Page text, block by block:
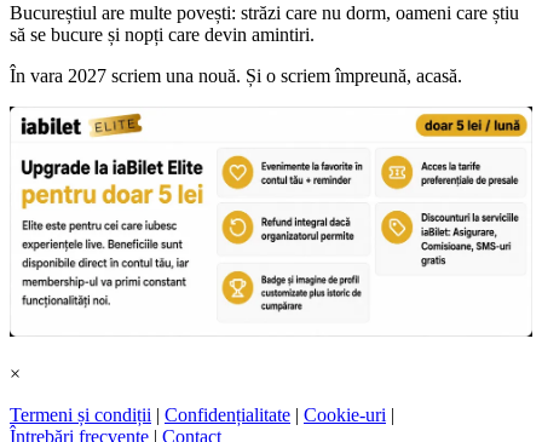
Bucureștiul are multe povești: străzi care nu dorm, oameni care știu
să se bucure și nopți care devin amintiri.
În vara 2027 scriem una nouă. Și o scriem împreună, acasă.
×
Termeni și condiții
Confidențialitate Cookie-uri
Întrebări frecvente
Contact